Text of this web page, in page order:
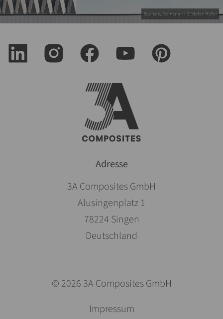
Bauhaus, Germany // © Stefan Müller
Adresse
3A Composites GmbH
Alusingenplatz 1
78224 Singen
Deutschland
© 2026 3A Composites GmbH
NavigationImpressum